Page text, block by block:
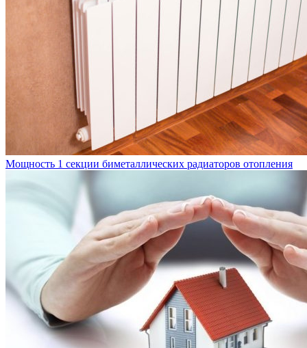
Мощность 1 секции биметаллических радиаторов отопления